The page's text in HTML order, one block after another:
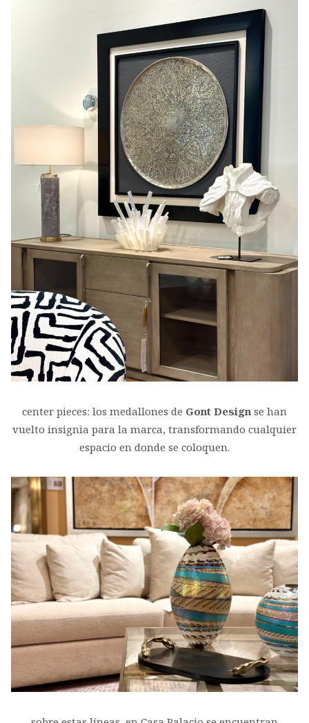
center pieces: los medallones de Gont Design se han
vuelto insignia para la marca, transformando cualquier
espacio en donde se coloquen.